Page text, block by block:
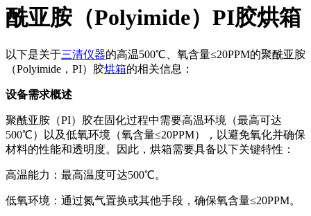
酰亚胺（Polyimide）PI胶烘箱
以下是关于三清仪器的高温500℃、氧含量≤20PPM的聚酰亚胺
（Polyimide，PI）胶烘箱的相关信息：
设备需求概述
聚酰亚胺（PI）胶在固化过程中需要高温环境（最高可达
500℃）以及低氧环境（氧含量≤20PPM），以避免氧化并确保
材料的性能和透明度。因此，烘箱需要具备以下关键特性：
高温能力：最高温度可达500℃。
低氧环境：通过氮气置换或其他手段，确保氧含量≤20PPM。